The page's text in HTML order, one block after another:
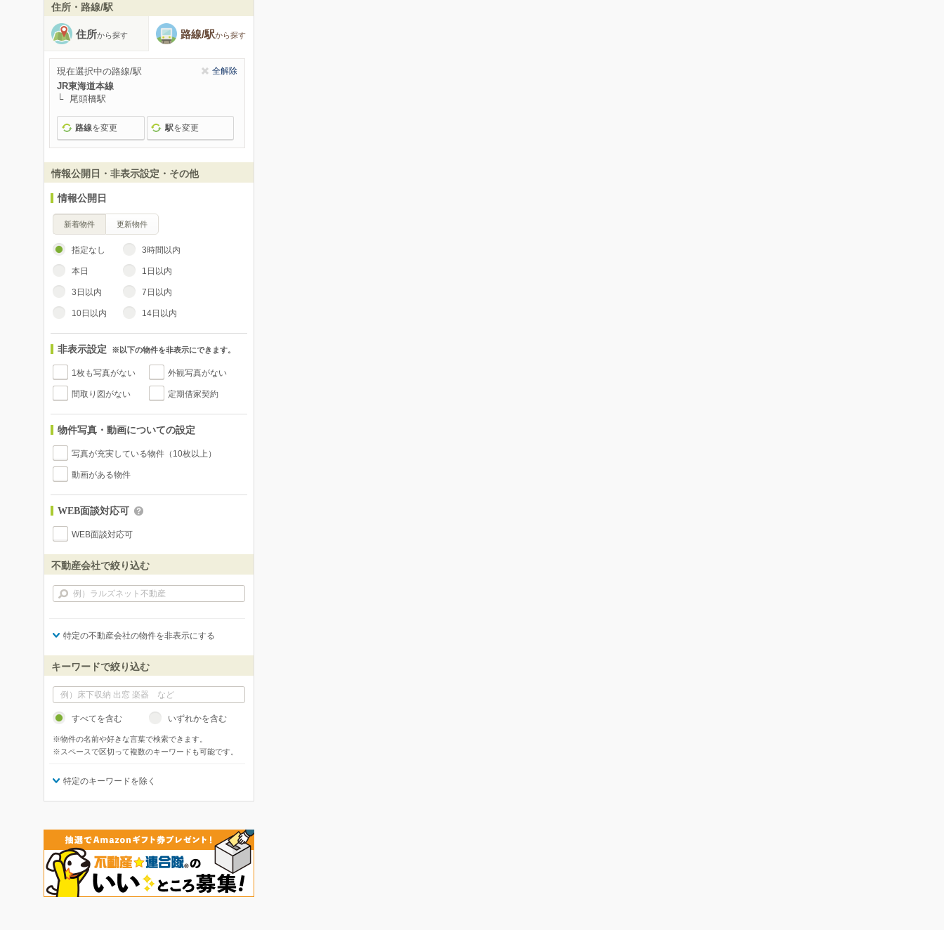
住所・路線/駅
住所から探す 路線/駅から探す
現在選択中の路線/駅 全解除
JR東海道本線
尾頭橋駅
路線を変更 駅を変更
情報公開日・非表示設定・その他
情報公開日
新着物件 更新物件
指定なし 3時間以内
本日 1日以内
3日以内 7日以内
10日以内 14日以内
非表示設定 ※以下の物件を非表示にできます。
1枚も写真がない 外観写真がない
間取り図がない 定期借家契約
物件写真・動画についての設定
写真が充実している物件（10枚以上）
動画がある物件
WEB面談対応可
WEB面談対応可
不動産会社で絞り込む
特定の不動産会社の物件を非表示にする
キーワードで絞り込む
すべてを含む いずれかを含む
※物件の名前や好きな言葉で検索できます。
※スペースで区切って複数のキーワードも可能です。
特定のキーワードを除く